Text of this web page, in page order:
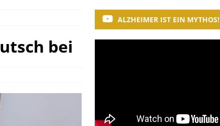
bei
ALZHEIMER IST EIN MYTHOS!